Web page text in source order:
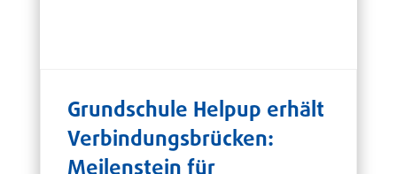
Grundschule Helpup erhält
Verbindungsbrücken: